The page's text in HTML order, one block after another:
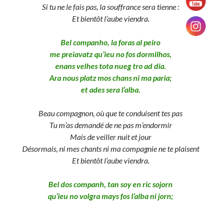
Si tu ne le fais pas, la souffrance sera tienne :
Et bientôt l’aube viendra.
Bel companho, la foras al peiro
me preiavatz qu’ieu no fos dormilhos,
enans velhes tota nueg tro ad dia.
Ara nous platz mos chans ni ma paria;
et ades sera l’alba.
Beau compagnon, où que te conduisent tes pas
Tu m’as demandé de ne pas m’endormir
Mais de veiller nuit et jour
Désormais, ni mes chants ni ma compagnie ne te plaisent
Et bientôt l’aube viendra.
Bel dos companh, tan soy en ric sojorn
qu’ieu no volgra mays fos l’alba ni jorn;